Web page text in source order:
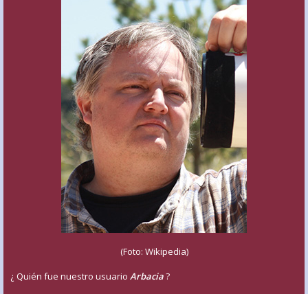
(Foto: Wikipedia)
¿ Quién fue nuestro usuario Arbacia?